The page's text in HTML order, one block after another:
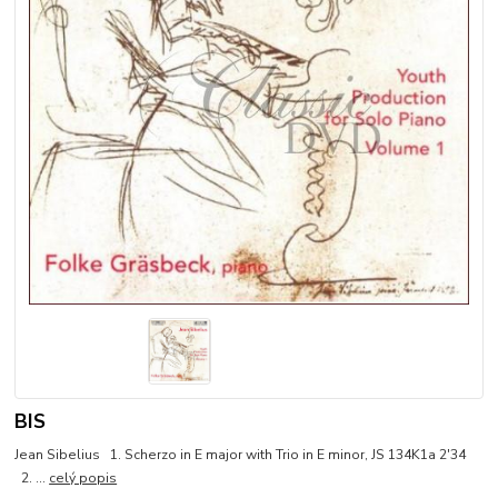
BIS
Jean Sibelius 1. Scherzo in E major with Trio in E minor, JS 134K1a 2'34
2. ... celý popis